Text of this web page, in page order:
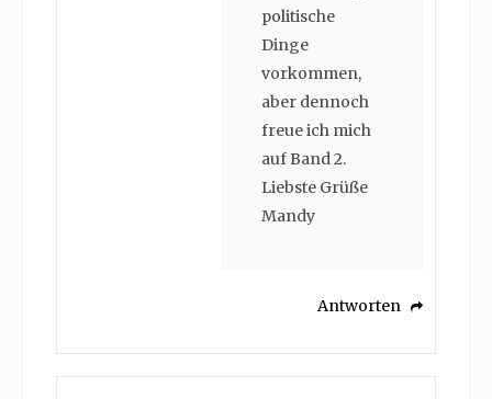
politische
Dinge
vorkommen,
aber dennoch
freue ich mich
auf Band 2.
Liebste Grüße
Mandy
Antworten